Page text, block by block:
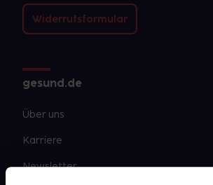
Widerrufsformular
gesund.de
Über uns
Karriere
Newsletter